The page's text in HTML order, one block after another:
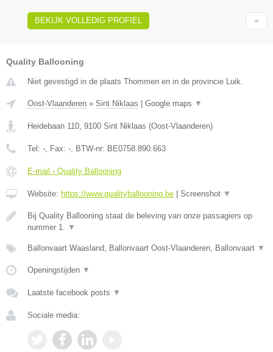
BEKIJK VOLLEDIG PROFIEL
Quality Ballooning
Niet gevestigd in de plaats Thommen en in de provincie Luik.
Oost-Vlaanderen » Sint Niklaas Google maps ▼
Heidebaan 110 9100 Sint Niklaas (Oost-Vlaanderen)
Tel: - , Fax: - , BTW-nr: BE0758.890.663
E-mail › Quality Ballooning
Website: https://www.qualityballooning.be Screenshot ▼
Bij Quality Ballooning staat de beleving van onze passagiers op
nummer 1.
▼
Ballonvaart Waasland, Ballonvaart Oost-Vlaanderen, Ballonvaart ▼
Openingstijden ▼
Laatste facebook posts ▼
Sociale media: